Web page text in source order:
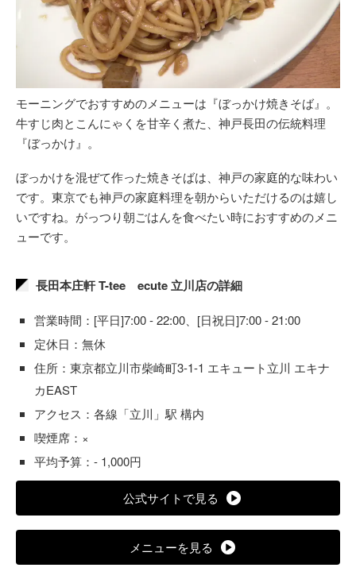
モーニングでおすすめのメニューは『ぼっかけ焼きそば』。
牛すじ肉とこんにゃくを甘辛く煮た、神戸長田の伝統料理
『ぼっかけ』。
ぼっかけを混ぜて作った焼きそばは、神戸の家庭的な味わい
です。東京でも神戸の家庭料理を朝からいただけるのは嬉し
いですね。がっつり朝ごはんを食べたい時におすすめのメニ
ューです。
長田本庄軒 T-tee ecute 立川店の詳細
営業時間：[平日]7:00 - 22:00、[日祝日]7:00 - 21:00
定休日：無休
住所：東京都立川市柴崎町3-1-1 エキュート立川 エキナ
カEAST
アクセス：各線「立川」駅 構内
喫煙席：×
平均予算：- 1,000円
公式サイトで見る
メニューを見る